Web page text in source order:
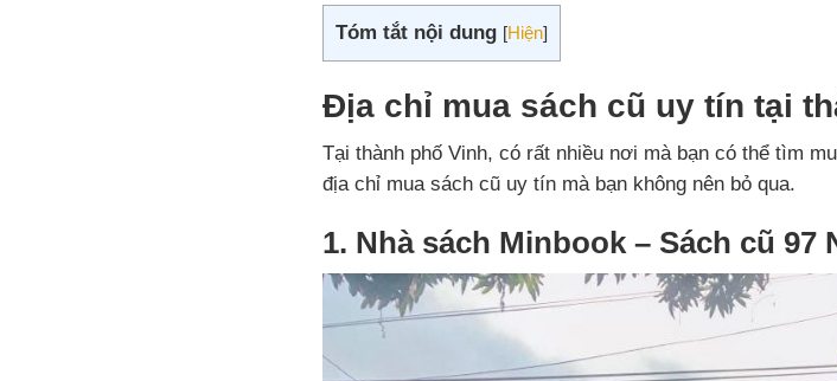
Tóm tắt nội dung [Hiện]
Địa chỉ mua sách cũ uy tín tại
Tại thành phố Vinh, có rất nhiều nơi mà bạn có thể tìm
địa chỉ mua sách cũ uy tín mà bạn không nên bỏ qua.
1. Nhà sách Minbook – Sách cũ 97